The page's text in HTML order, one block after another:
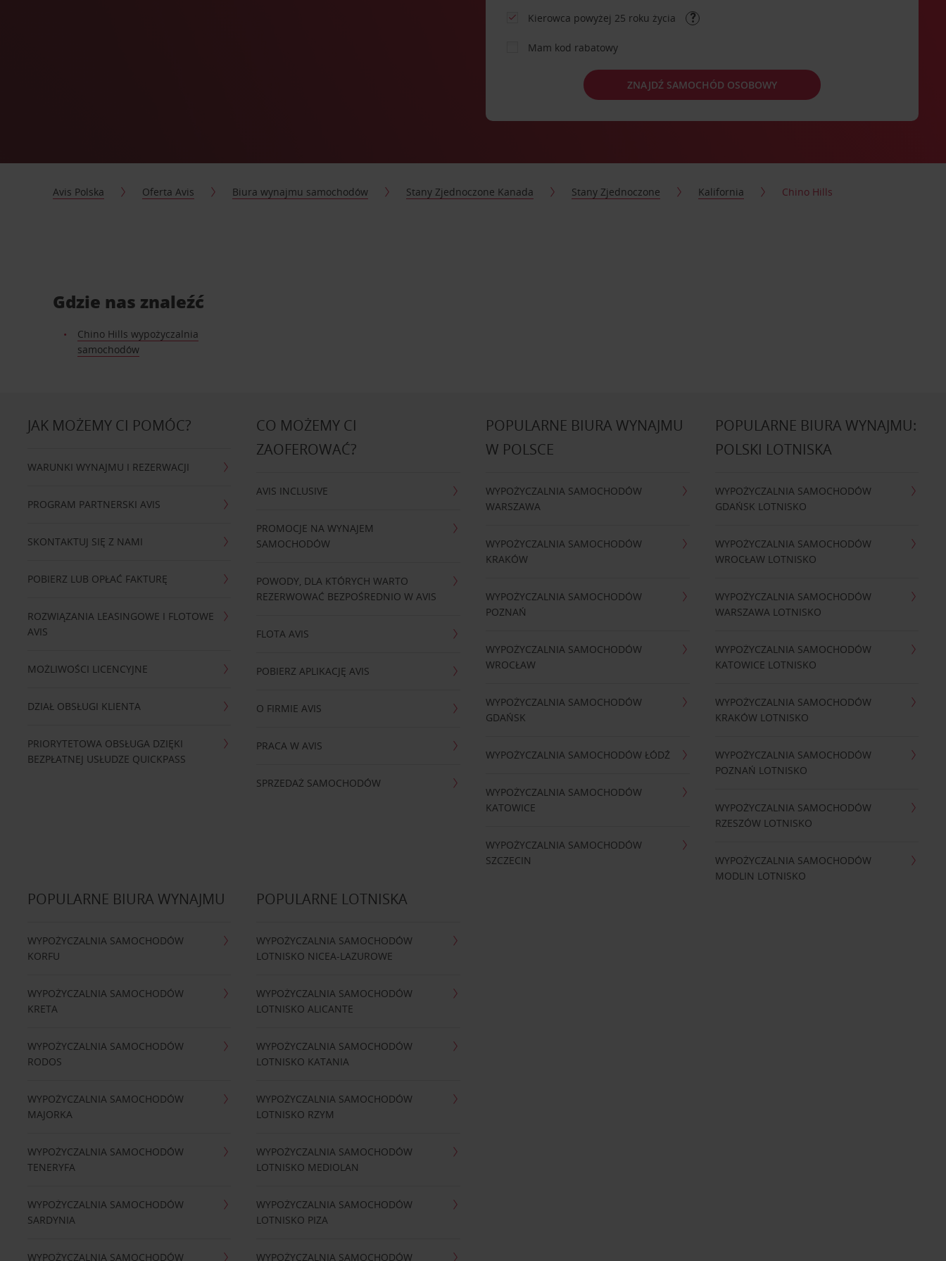
Kierowca powyżej 25 roku życia
Mam kod rabatowy
ZNAJDŹ SAMOCHÓD OSOBOWY
Avis Polska Oferta Avis Biura wynajmu samochodów Stany Zjednoczone Kanada Stany Zjednoczone Kalifornia Chino Hills
Gdzie nas znaleźć
Chino Hills wypożyczalnia
samochodów
JAK MOŻEMY CI POMÓC?
WARUNKI WYNAJMU I REZERWACJI
PROGRAM PARTNERSKI AVIS
SKONTAKTUJ SIĘ Z NAMI
POBIERZ LUB OPŁAĆ FAKTURĘ
ROZWIĄZANIA LEASINGOWE I FLOTOWE
AVIS
MOŻLIWOŚCI LICENCYJNE
DZIAŁ OBSŁUGI KLIENTA
PRIORYTETOWA OBSŁUGA DZIĘKI
BEZPŁATNEJ USŁUDZE QUICKPASS
CO MOŻEMY CI
ZAOFEROWAĆ?
AVIS INCLUSIVE
PROMOCJE NA WYNAJEM
SAMOCHODÓW
POWODY, DLA KTÓRYCH WARTO
REZERWOWAĆ BEZPOŚREDNIO W AVIS
FLOTA AVIS
POBIERZ APLIKACJĘ AVIS
O FIRMIE AVIS
PRACA W AVIS
SPRZEDAŻ SAMOCHODÓW
POPULARNE BIURA WYNAJMU
W POLSCE
WYPOŻYCZALNIA SAMOCHODÓW
WARSZAWA
WYPOŻYCZALNIA SAMOCHODÓW
KRAKÓW
WYPOŻYCZALNIA SAMOCHODÓW
POZNAŃ
WYPOŻYCZALNIA SAMOCHODÓW
WROCŁAW
WYPOŻYCZALNIA SAMOCHODÓW
GDAŃSK
WYPOŻYCZALNIA SAMOCHODÓW ŁÓDŹ
WYPOŻYCZALNIA SAMOCHODÓW
KATOWICE
WYPOŻYCZALNIA SAMOCHODÓW
SZCZECIN
POPULARNE BIURA WYNAJMU:
POLSKI LOTNISKA
WYPOŻYCZALNIA SAMOCHODÓW
GDAŃSK LOTNISKO
WYPOŻYCZALNIA SAMOCHODÓW
WROCŁAW LOTNISKO
WYPOŻYCZALNIA SAMOCHODÓW
WARSZAWA LOTNISKO
WYPOŻYCZALNIA SAMOCHODÓW
KATOWICE LOTNISKO
WYPOŻYCZALNIA SAMOCHODÓW
KRAKÓW LOTNISKO
WYPOŻYCZALNIA SAMOCHODÓW
POZNAŃ LOTNISKO
WYPOŻYCZALNIA SAMOCHODÓW
RZESZÓW LOTNISKO
WYPOŻYCZALNIA SAMOCHODÓW
MODLIN LOTNISKO
POPULARNE BIURA WYNAJMU
WYPOŻYCZALNIA SAMOCHODÓW
KORFU
WYPOŻYCZALNIA SAMOCHODÓW
KRETA
WYPOŻYCZALNIA SAMOCHODÓW
RODOS
WYPOŻYCZALNIA SAMOCHODÓW
MAJORKA
WYPOŻYCZALNIA SAMOCHODÓW
TENERYFA
WYPOŻYCZALNIA SAMOCHODÓW
SARDYNIA
WYPOŻYCZALNIA SAMOCHODÓW
POPULARNE LOTNISKA
WYPOŻYCZALNIA SAMOCHODÓW
LOTNISKO NICEA-LAZUROWE
WYPOŻYCZALNIA SAMOCHODÓW
LOTNISKO ALICANTE
WYPOŻYCZALNIA SAMOCHODÓW
LOTNISKO KATANIA
WYPOŻYCZALNIA SAMOCHODÓW
LOTNISKO RZYM
WYPOŻYCZALNIA SAMOCHODÓW
LOTNISKO MEDIOLAN
WYPOŻYCZALNIA SAMOCHODÓW
LOTNISKO PIZA
WYPOŻYCZALNIA SAMOCHODÓW